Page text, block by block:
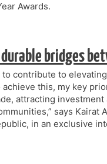
Awards.
bridges
to contribute to
this, my key
attracting
says Kairat
in an exclusive